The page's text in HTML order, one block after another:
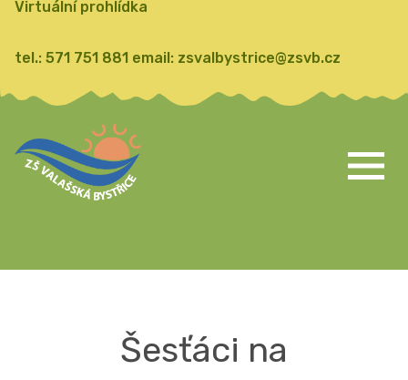
Virtuální prohlídka
tel.: 571 751 881 email: zsvalbystrice@zsvb.cz
Šesťáci na